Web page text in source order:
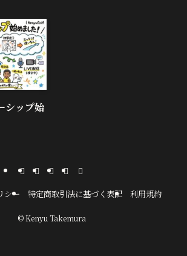
シップ始
シー 特定商取引法に基づく表記 利用規約
©Kenyu Takemura